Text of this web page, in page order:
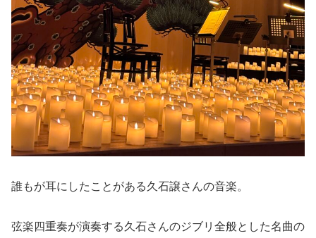
誰もが耳にしたことがある久石譲さんの音楽。
弦楽四重奏が演奏する久石さんのジブリ全般とした名曲の